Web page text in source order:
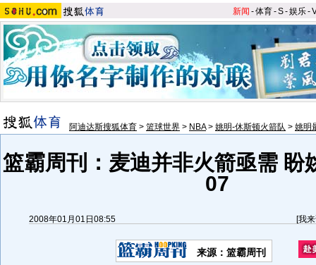
新闻 -体育-S-娱乐-
阿迪达斯搜狐体育 > 篮球世界 > NBA> 姚明-休斯顿火箭队 > 姚明
篮霸周刊：麦迪并非火箭亟需 盼
07
2008年01月01日08:55 [我
来源：篮霸周刊